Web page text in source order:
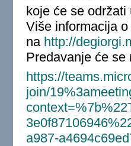
koje će se
Više informacija
na http://
Predavanje će se
https://
join/
a987-